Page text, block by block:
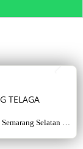
TELAGA
Selatan –